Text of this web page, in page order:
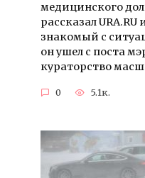
медицинского
рассказал
знакомый с
он ушел с поста
кураторство
0 5.1к.